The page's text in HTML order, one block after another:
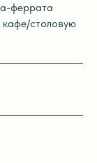
феррата
кафе/столовую